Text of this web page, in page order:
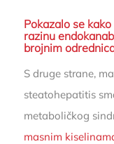
Pokazalo se
razinu
brojnim
S druge strane,
steatohepatitis
metaboličkog
masnim